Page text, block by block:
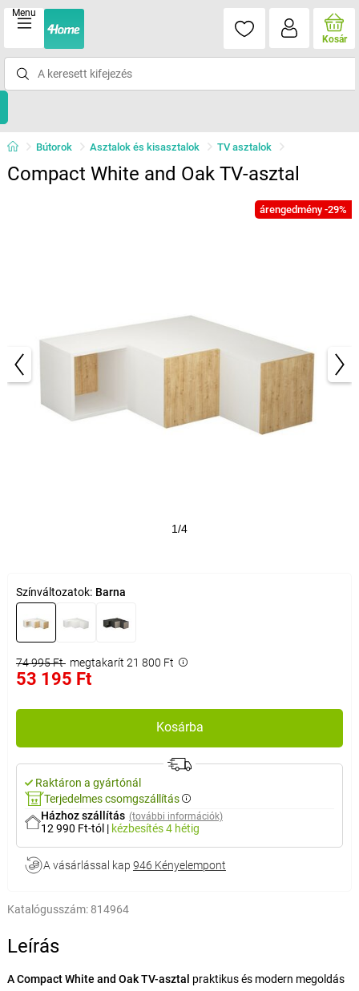
Menu
Kosár
Bútorok Asztalok és kisasztalok TV asztalok
Compact White and Oak TV-asztal
árengedmény -29%
1/4
Színváltozatok: Barna
74 995 Ft megtakarít 21 800 Ft
53 195 Ft
Kosárba
Raktáron a gyártónál
Terjedelmes csomgszállítás
Házhoz szállítás (további információk)
12 990 Ft-tól | kézbesítés4 hétig
A vásárlással kap 946 Kényelempont
Katalógusszám: 814964
Leírás
A Compact White and Oak TV-asztal praktikus és modern megoldás